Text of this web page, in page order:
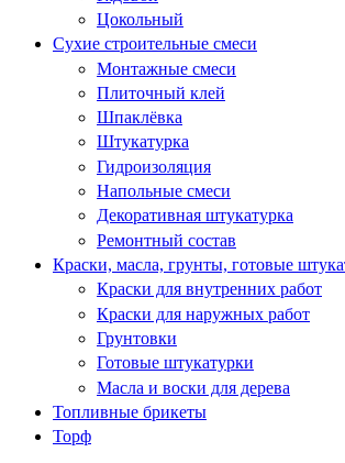
Цокольный
Сухие строительные смеси
Монтажные смеси
Плиточный клей
Шпаклёвка
Штукатурка
Гидроизоляция
Напольные смеси
Декоративная штукатурка
Ремонтный состав
Краски, масла, грунты, готовые
Краски для внутренних работ
Краски для наружных работ
Грунтовки
Готовые штукатурки
Масла и воски для дерева
Топливные брикеты
Торф